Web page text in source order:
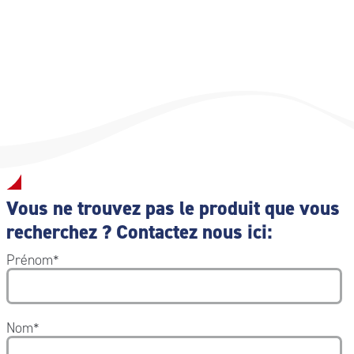
Vous ne trouvez pas le produit que vous
recherchez ? Contactez nous ici:
Prénom*
Nom*